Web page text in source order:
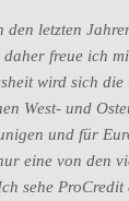
den letzten
freue ich
wird sich
West- und
und für
eine von den
sehe